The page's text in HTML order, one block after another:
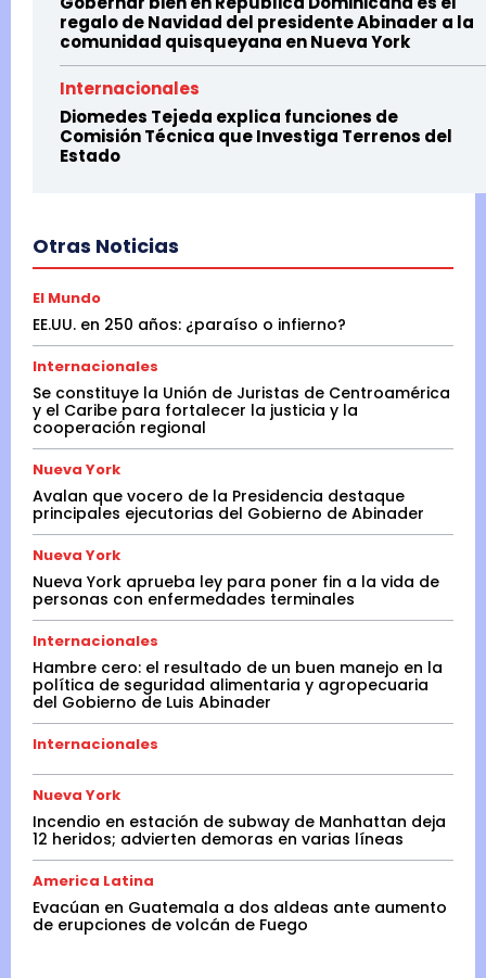
regalo de Navidad del presidente Abinader a la
comunidad quisqueyana en Nueva York
Internacionales
Diomedes Tejeda explica funciones de
Comisión Técnica que Investiga Terrenos del
Estado
Otras Noticias
El Mundo
EE.UU. en 250 años: ¿paraíso o infierno?
Internacionales
Se constituye la Unión de Juristas de Centroamérica
y el Caribe para fortalecer la justicia y la
cooperación regional
Nueva York
Avalan que vocero de la Presidencia destaque
principales ejecutorias del Gobierno de Abinader
Nueva York
Nueva York aprueba ley para poner fin a la vida de
personas con enfermedades terminales
Internacionales
Hambre cero: el resultado de un buen manejo en la
política de seguridad alimentaria y agropecuaria
del Gobierno de Luis Abinader
Internacionales
Nueva York
Incendio en estación de subway de Manhattan deja
12 heridos; advierten demoras en varias líneas
America Latina
Evacúan en Guatemala a dos aldeas ante aumento
de erupciones de volcán de Fuego